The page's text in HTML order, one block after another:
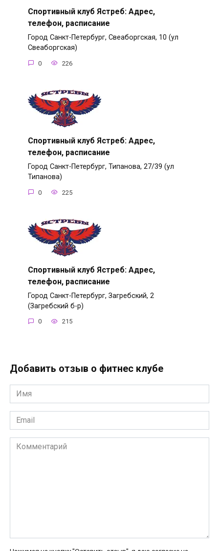
Спортивный клуб Ястреб: Адрес,
телефон, расписание
Город Санкт-Петербург, Свеаборгская, 10 (ул
Свеаборгская)
0 226
Спортивный клуб Ястреб: Адрес,
телефон, расписание
Город Санкт-Петербург, Типанова, 27/39 (ул
Типанова)
0 225
Спортивный клуб Ястреб: Адрес,
телефон, расписание
Город Санкт-Петербург, Загребский, 2
(Загребский б-р)
0 215
Добавить отзыв о фитнес клубе
Имя
*
Email
*
Комментарий